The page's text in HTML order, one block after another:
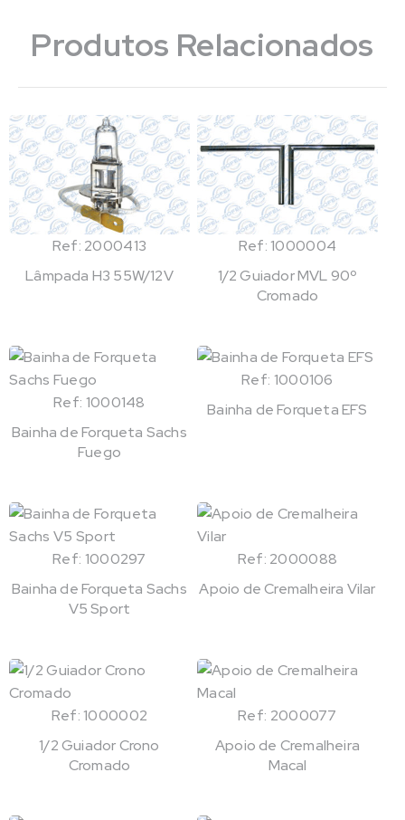
Produtos Relacionados
Ref: 2000413
Lâmpada H3 55W/12V
Ref: 1000004
1/2 Guiador MVL 90º
Cromado
Ref: 1000148
Bainha de Forqueta Sachs
Fuego
Ref: 1000106
Bainha de Forqueta EFS
Ref: 1000297
Bainha de Forqueta Sachs
V5 Sport
Ref: 2000088
Apoio de Cremalheira Vilar
Ref: 1000002
1/2 Guiador Crono
Cromado
Ref: 2000077
Apoio de Cremalheira
Macal